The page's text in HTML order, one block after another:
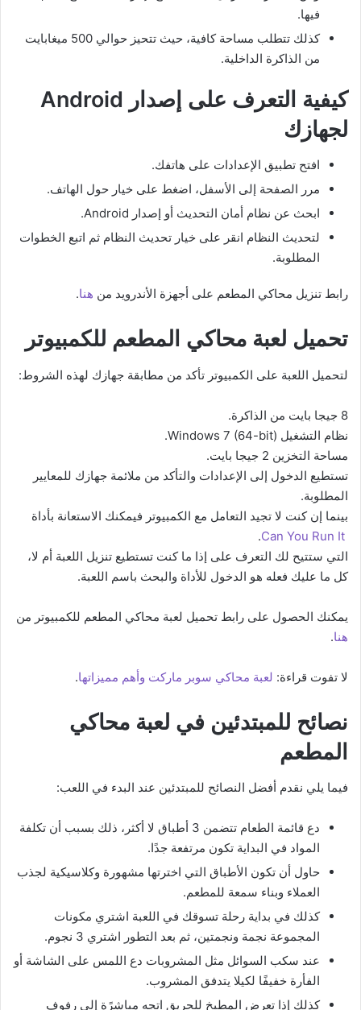
فيها.
كذلك تتطلب مساحة كافية، حيث تتحيز حوالي 500 ميغابايت
من الذاكرة الداخلية.
كيفية التعرف على إصدار Android
لجهازك
افتح تطبيق الإعدادات على هاتفك.
مرر الصفحة إلى الأسفل، اضغط على خيار حول الهاتف.
ابحث عن نظام أمان التحديث أو إصدار Android.
لتحديث النظام انقر على خيار تحديث النظام ثم اتبع الخطوات
المطلوبة.
رابط تنزيل محاكي المطعم على أجهزة الأندرويد من هنا.
تحميل لعبة محاكي المطعم للكمبيوتر
لتحميل اللعبة على الكمبيوتر تأكد من مطابقة جهازك لهذه الشروط:
8 جيجا بايت من الذاكرة.
نظام التشغيل Windows 7 (64-bit).
مساحة التخزين 2 جيجا بايت.
تستطيع الدخول إلى الإعدادات والتأكد من ملائمة جهازك للمعايير
المطلوبة.
بينما إن كنت لا تجيد التعامل مع الكمبيوتر فيمكنك الاستعانة بأداة
.
التي ستتيح لك التعرف على إذا ما كنت تستطيع تنزيل اللعبة أم لا،
كل ما عليك فعله هو الدخول للأداة والبحث باسم اللعبة.
يمكنك الحصول على رابط تحميل لعبة محاكي المطعم للكمبيوتر من
هنا.
لا تفوت قراءة: لعبة محاكي سوبر ماركت وأهم مميزاتها.
نصائح للمبتدئين في لعبة محاكي
المطعم
فيما يلي نقدم أفضل النصائح للمبتدئين عند البدء في اللعب:
دع قائمة الطعام تتضمن 3 أطباق لا أكثر، ذلك بسبب أن تكلفة
المواد في البداية تكون مرتفعة جدًا.
حاول أن تكون الأطباق التي اخترتها مشهورة وكلاسيكية لجذب
العملاء وبناء سمعة للمطعم.
كذلك في بداية رحلة تسوقك في اللعبة اشتري مكونات
المجموعة نجمة ونجمتين، ثم بعد التطور اشتري 3 نجوم.
عند سكب السوائل مثل المشروبات دع اللمس على الشاشة أو
الفأرة خفيفًا لكيلا يتدفق المشروب.
كذلك إذا تعرض المطبخ للحريق اتجه مباشرًة إلى رفوف